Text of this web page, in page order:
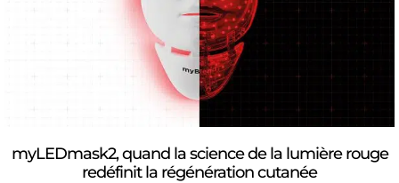
myLEDmask2, quand la science de la lumière rouge
redéfinit la régénération cutanée